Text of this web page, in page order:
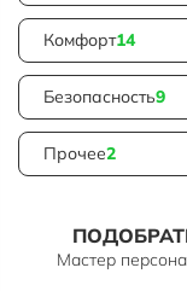
Комфорт14
Безопасность9
Прочее2
Мастер